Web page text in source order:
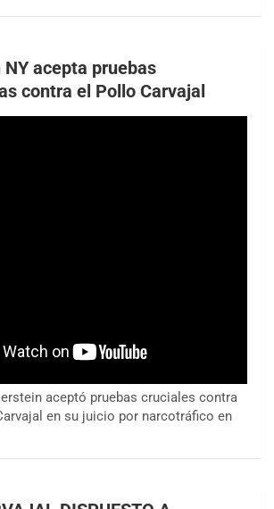
NY acepta pruebas
contra el Pollo Carvajal
aceptó pruebas cruciales contra
en su juicio por narcotráfico en